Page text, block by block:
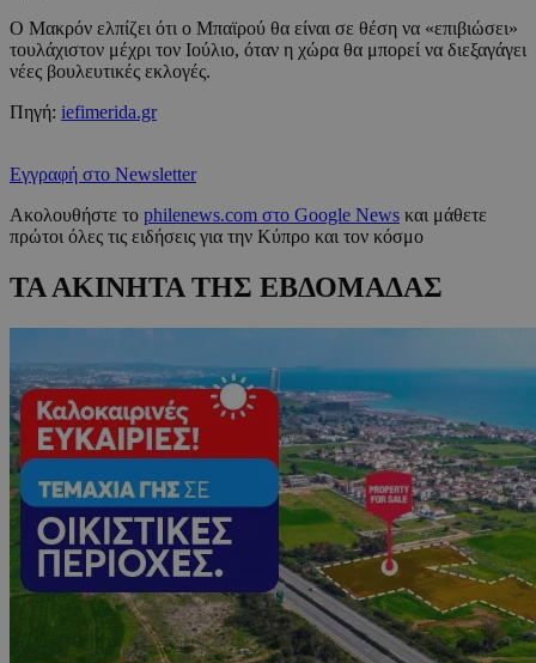
Ο Μακρόν ελπίζει ότι ο Μπαϊρού θα είναι σε θέση να «επιβιώσει»
τουλάχιστον μέχρι τον Ιούλιο, όταν η χώρα θα μπορεί να διεξαγάγει
νέες βουλευτικές εκλογές.
Πηγή: iefimerida.gr
Εγγραφή στο Newsletter
Ακολουθήστε το philenews.com στο Google News και μάθετε
πρώτοι όλες τις ειδήσεις για την Κύπρο και τον κόσμο
ΤΑ ΑΚΙΝΗΤΑ ΤΗΣ ΕΒΔΟΜΑΔΑΣ